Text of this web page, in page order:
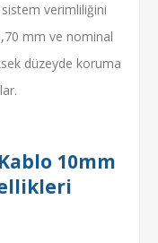
sistem verimliliğini
mm ve nominal
düzeyde koruma
10mm